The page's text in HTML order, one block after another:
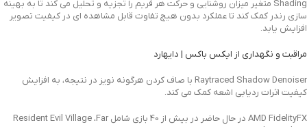
Shading متغیر میزان روشنایی و حرکت هر فریم را تجزیه و تحلیل می کند تا به بهینه
سازی رندر کمک کند تا عملکرد بدون هیچ تفاوت قابل مشاهده ای در کیفیت تصویر
افزایش یابد.
مراقبت و نگهداری از ایکس باکس | دایهارد
Raytraced Shadow Denoiser با صاف کردن هرگونه نویز در نتیجه، به افزایش
کیفیت اثرات ردیابی اشعه کمک می کند.
AMD FidelityFX در حال حاضر در بیش از 40 بازی شامل Resident Evil Village ،Far